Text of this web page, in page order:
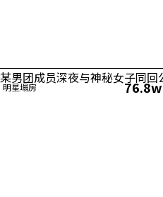
明星塌房 76.8w